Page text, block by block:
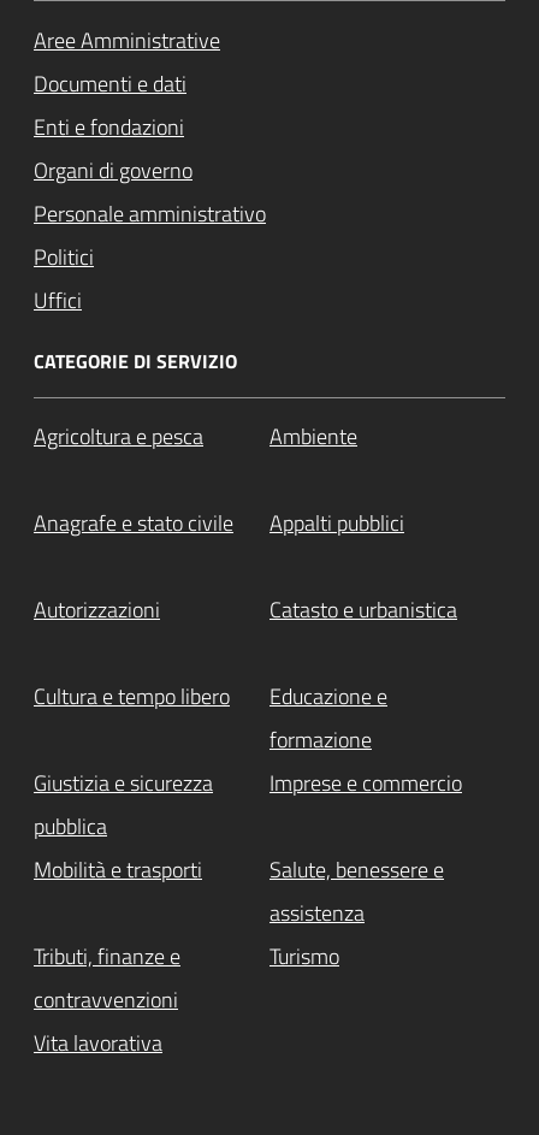
Aree Amministrative
Documenti e dati
Enti e fondazioni
Organi di governo
Personale amministrativo
Politici
Uffici
CATEGORIE DI SERVIZIO
Agricoltura e pesca Ambiente
Anagrafe e stato civile Appalti pubblici
Autorizzazioni Catasto e urbanistica
Cultura e tempo libero
Educazione e
formazione
Giustizia e sicurezza
pubblica
Imprese e commercio
Mobilità e trasporti
Salute, benessere e
assistenza
Tributi, finanze e
contravvenzioni
Turismo
Vita lavorativa